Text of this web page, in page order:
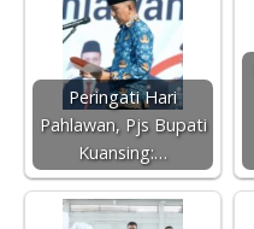
Peringati Hari
Pahlawan, Pjs Bupati
Kuansing:…